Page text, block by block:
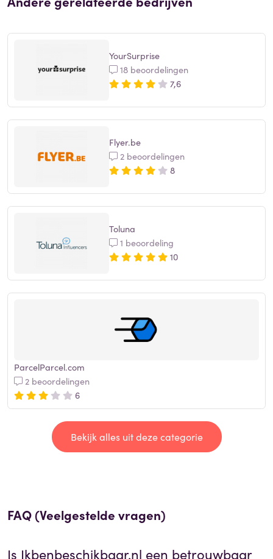
YourSurprise
18 beoordelingen
7,6
Flyer.be
2 beoordelingen
8
Toluna
1 beoordeling
10
ParcelParcel.com
2 beoordelingen
6
Bekijk alles uit deze categorie
FAQ (Veelgestelde vragen)
Is Ikbenbeschikbaar.nl een betrouwbaar